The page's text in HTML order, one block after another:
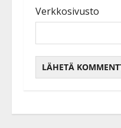
Verkkosivusto